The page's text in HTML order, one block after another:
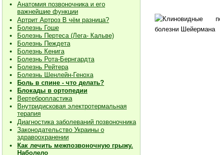
Анатомия позвоночника и его
важнейшие функции
Артрит Артроз В чём разница?
Болезнь Гоше
Болезнь Пертеса (Лега- Кальве)
Болезнь Пеждета
Болезнь Кенига
Болезнь Рота-Бернгардта
Болезнь Рейтера
Болезнь Шенлейн-Геноха
Боль в спине - что делать?
Блокады в ортопедии
Вертебропластика
Внутридисковая электротермальная
терапия
Диагностика заболеваний позвоночника
Законодательство Украины о
здравоохранении
Как лечить межпозвоночную грыжу.
Наболело